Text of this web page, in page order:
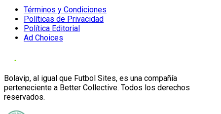
Términos y Condiciones
Políticas de Privacidad
Política Editorial
Ad Choices
Bolavip, al igual que Futbol Sites, es una compañía
perteneciente a Better Collective. Todos los derechos
reservados.